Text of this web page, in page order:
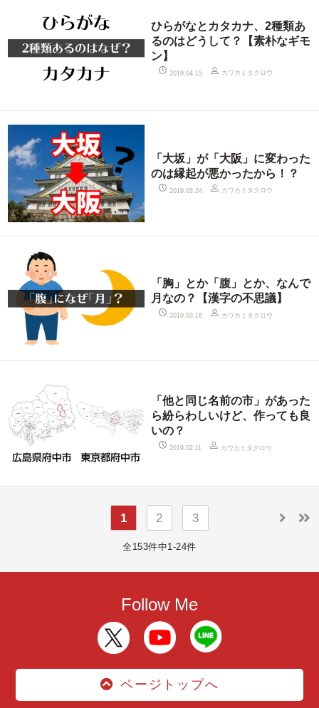
ひらがなとカタカナ、2種類あ
るのはどうして？【素朴なギモ
ン】
2019.04.15 カワカミタクロウ
「大坂」が「大阪」に変わった
のは縁起が悪かったから！？
2019.03.24 カワカミタクロウ
「胸」とか「腹」とか、なんで
月なの？【漢字の不思議】
2019.03.16 カワカミタクロウ
「他と同じ名前の市」があった
ら紛らわしいけど、作っても良
いの？
2019.02.11 カワカミタクロウ
1 2 3
全153件中1-24件
Follow Me
ページトップへ